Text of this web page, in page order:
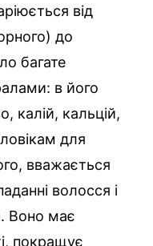
від
до
багате
в його
калій, кальцій,
для
вважається
волосся і
Воно має
покращує